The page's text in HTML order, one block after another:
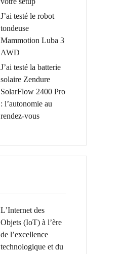
J’ai testé le robot
tondeuse
Mammotion Luba 3
AWD
J’ai testé la batterie
solaire Zendure
SolarFlow 2400 Pro
: l’autonomie au
rendez-vous
L’Internet des
Objets (IoT) à l’ère
de l’excellence
technologique et du